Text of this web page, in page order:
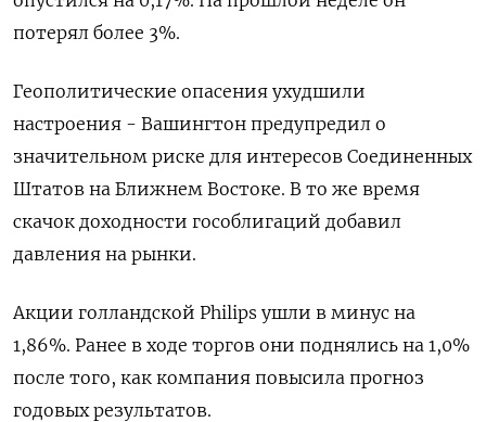
потерял более 3%.
Геополитические опасения ухудшили
настроения - Вашингтон предупредил о
значительном риске для интересов Соединенных
Штатов на Ближнем Востоке. В то же время
скачок доходности гособлигаций добавил
давления на рынки.
Акции голландской Philips ушли в минус на
1,86%. Ранее в ходе торгов они поднялись на 1,0%
после того, как компания повысила прогноз
годовых результатов.